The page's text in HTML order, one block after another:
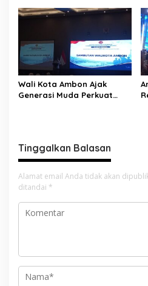
Edukasi Parenting Perkuat
Wali Kota Ambon Ajak
Generasi Muda Perkuat
Tinggalkan Balasan
Alamat email Anda tidak akan
ditandai *